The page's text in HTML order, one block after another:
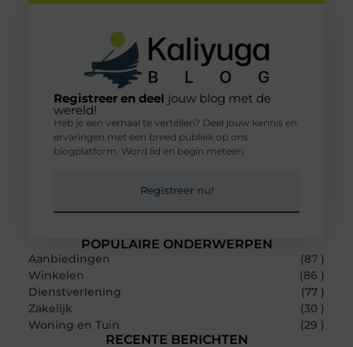
POPULAIRE ONDERWERPEN
Aanbiedingen
(87 )
Winkelen
(86 )
Dienstverlening
(77 )
Zakelijk
(30 )
Woning en Tuin
(29 )
RECENTE BERICHTEN
Registreer en deel jouw blog met de
wereld!
Heb je een verhaal te vertellen? Deel jouw kennis en
ervaringen met een breed publiek op ons
blogplatform. Word lid en begin meteen.
Registreer nu!